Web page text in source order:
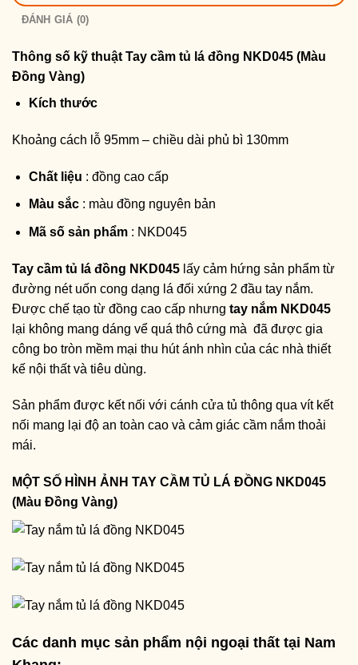
ĐÁNH GIÁ (0)
Thông số kỹ thuật Tay cầm tủ lá đồng NKD045 (Màu
Đồng Vàng)
Kích thước
Khoảng cách lỗ 95mm – chiều dài phủ bì 130mm
Chất liệu : đồng cao cấp
Màu sắc: màu đồng nguyên bản
Mã số sản phẩm: NKD045
Tay cầm tủ lá đồng NKD045 lấy cảm hứng sản phẩm từ
đường nét uốn cong dạng lá đối xứng 2 đầu tay nắm.
Được chế tạo từ đồng cao cấp nhưng tay nắm NKD045
lại không mang dáng vể quá thô cứng mà đã được gia
công bo tròn mềm mại thu hút ánh nhìn của các nhà thiết
kế nội thất và tiêu dùng.
Sản phẩm được kết nối với cánh cửa tủ thông qua vít kết
nối mang lại độ an toàn cao và cảm giác cầm nắm thoải
mái.
MỘT SỐ HÌNH ẢNH TAY CẦM TỦ LÁ ĐỒNG NKD045
(Màu Đồng Vàng)
Các danh mục sản phẩm nội ngoại thất tại Nam